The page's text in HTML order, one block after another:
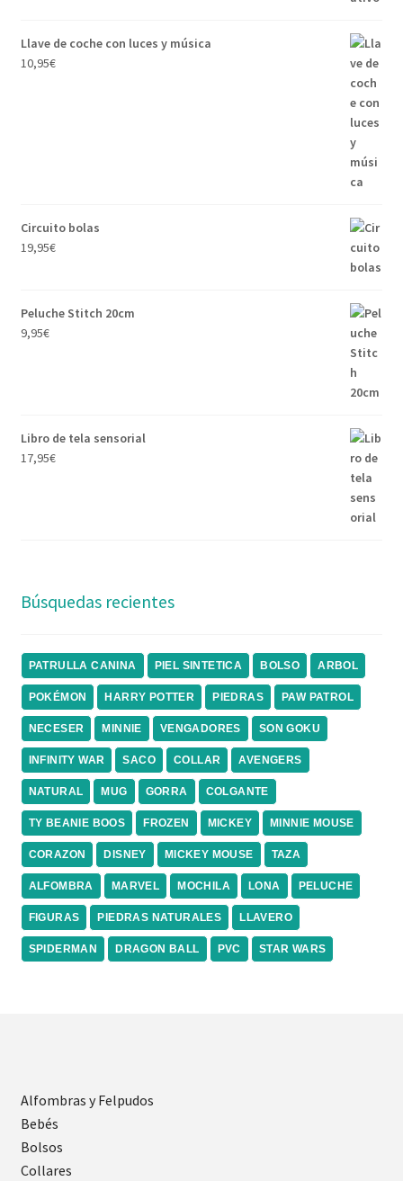
Llave de coche con luces y música
10,95€
Circuito bolas
19,95€
Peluche Stitch 20cm
9,95€
Libro de tela sensorial
17,95€
Búsquedas recientes
PATRULLA CANINA PIEL SINTETICA BOLSO ARBOL
POKÉMON HARRY POTTER PIEDRAS PAW PATROL
NECESER MINNIE VENGADORES SON GOKU
INFINITY WAR SACO COLLAR AVENGERS
NATURAL MUG GORRA COLGANTE
TY BEANIE BOOS FROZEN MICKEY MINNIE MOUSE
CORAZON DISNEY MICKEY MOUSE TAZA
ALFOMBRA MARVEL MOCHILA LONA PELUCHE
FIGURAS PIEDRAS NATURALES LLAVERO
SPIDERMAN DRAGON BALL PVC STAR WARS
Alfombras y Felpudos
Bebés
Bolsos
Collares